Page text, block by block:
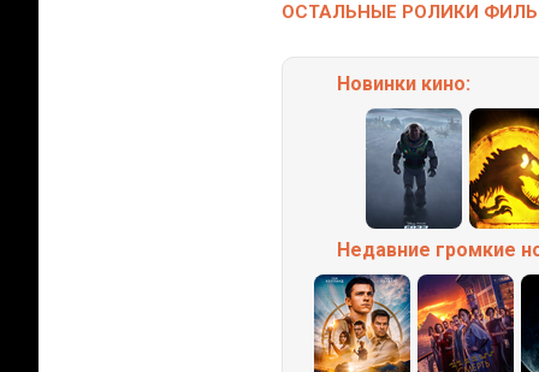
ОСТАЛЬНЫЕ РОЛИКИ
Новинки кино:
Недавние громкие